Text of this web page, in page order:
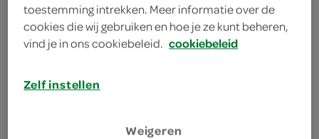
Heineken pils
7.2 Liter
toestemming intrekken. Meer informatie over de
cookies die wij gebruiken en hoe je ze kunt beheren,
vind je in ons cookiebeleid. cookiebeleid
Zelf instellen
Weigeren